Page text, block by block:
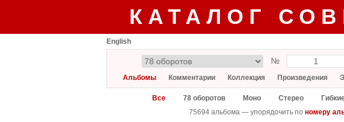
КАТАЛОГ
English
№
Альбомы Комментарии Коллекция Произведения
Все 78 оборотов Моно Стерео
75694 альбома — упорядочить по номеру